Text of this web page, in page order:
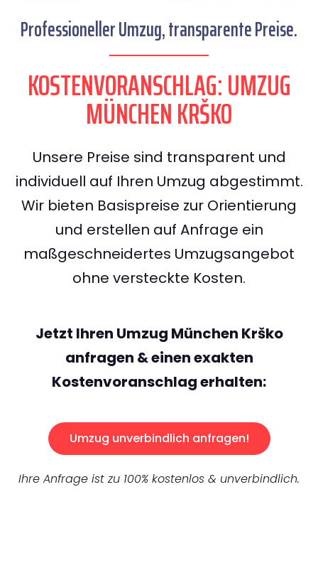
Professioneller Umzug, transparente Preise.
KOSTENVORANSCHLAG: UMZUG
MÜNCHEN KRŠKO
Unsere Preise sind transparent und
individuell auf Ihren Umzug abgestimmt.
Wir bieten Basispreise zur Orientierung
und erstellen auf Anfrage ein
maßgeschneidertes Umzugsangebot
ohne versteckte Kosten.
Jetzt Ihren Umzug München Krško
anfragen & einen exakten
Kostenvoranschlag erhalten:
Umzug unverbindlich anfragen!
Ihre Anfrage ist zu 100% kostenlos & unverbindlich.